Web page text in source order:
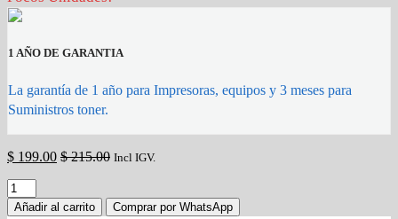
1 AÑO DE GARANTIA
La garantía de 1 año para Impresoras, equipos y 3 meses para
Suministros toner.
$ 199.00 $215.00 Incl IGV.
Toner
HPAñadir al carrito Comprar por WhatsApp